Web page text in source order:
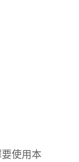
要使用本